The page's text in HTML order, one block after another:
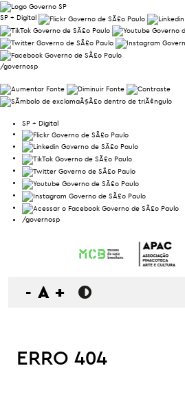
SP + Digital
/governosp
SP + Digital
/governosp
- A +
ERRO 404